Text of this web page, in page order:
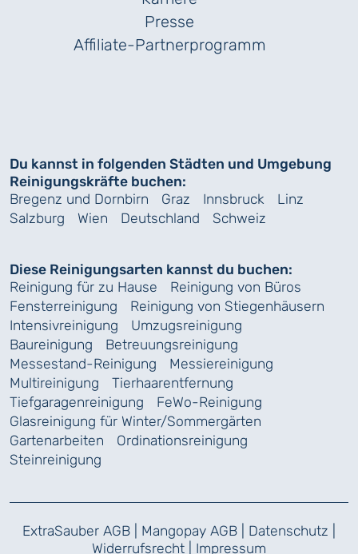
Presse
Affiliate-Partnerprogramm
Du kannst in folgenden Städten und Umgebung
Reinigungskräfte buchen:
Bregenz und Dornbirn
Graz Innsbruck
Linz
Salzburg
Wien Deutschland Schweiz
Diese Reinigungsarten kannst du buchen:
Reinigung für zu Hause
Reinigung von Büros
Fensterreinigung
Reinigung von Stiegenhäusern
Intensivreinigung
Umzugsreinigung
Baureinigung
Betreuungsreinigung
Messestand-Reinigung
Messiereinigung
Multireinigung
Tierhaarentfernung
Tiefgaragenreinigung
FeWo-Reinigung
Glasreinigung für Winter/Sommergärten
Gartenarbeiten
Ordinationsreinigung
Steinreinigung
ExtraSauber AGB Mangopay AGB Datenschutz
Widerrufsrecht
Impressum